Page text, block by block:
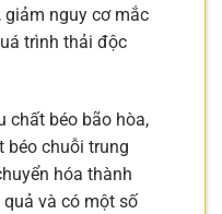
nguy cơ mắc
trình thải độc
chất béo bão hòa,
béo chuỗi trung
hóa thành
và có một số